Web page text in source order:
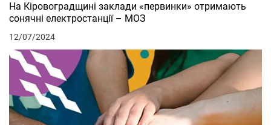
На Кіровоградщині заклади «первинки» отримають
сонячні електростанції – МОЗ
12/07/2024